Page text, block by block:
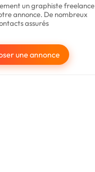
un graphiste freelance
annonce. De nombreux
assurés
une annonce